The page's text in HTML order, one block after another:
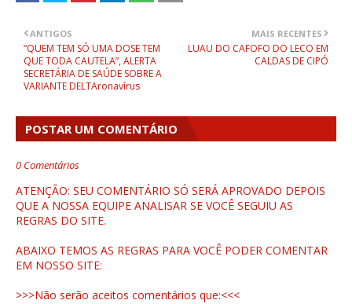
MAIS RECENTES
LUAU DO CAFOFO DO LECO EM
CALDAS DE CIPÓ
ANTIGOS
“QUEM TEM SÓ UMA DOSE TEM
QUE TODA CAUTELA”, ALERTA
SECRETÁRIA DE SAÚDE SOBRE A
VARIANTE DELTAronavírus
POSTAR UM COMENTÁRIO
0 Comentários
ATENÇÃO: SEU COMENTÁRIO SÓ SERÁ APROVADO DEPOIS
QUE A NOSSA EQUIPE ANALISAR SE VOCÊ SEGUIU AS
REGRAS DO SITE.
ABAIXO TEMOS AS REGRAS PARA VOCÊ PODER COMENTAR
EM NOSSO SITE:
>>>Não serão aceitos comentários que:<<<